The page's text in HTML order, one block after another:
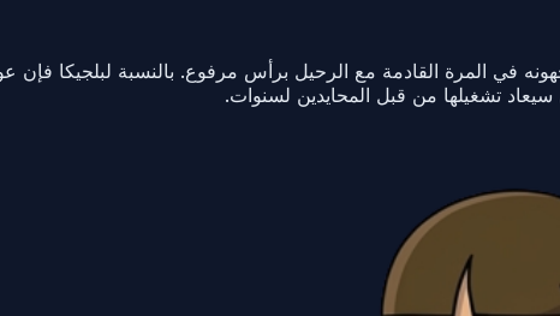
في المرة القادمة مع الرحيل برأس مرفوع. بالنسبة لبلجيكا فإن